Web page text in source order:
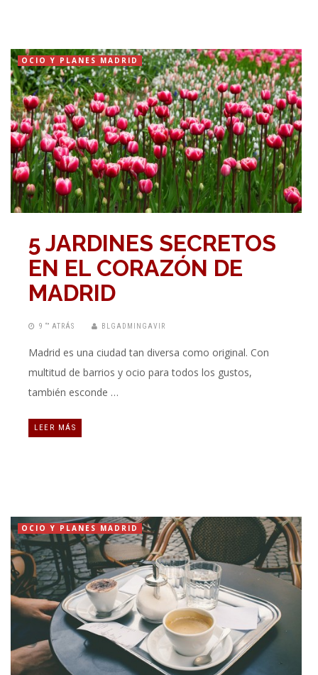
OCIO Y PLANES MADRID
5 JARDINES SECRETOS
EN EL CORAZÓN DE
MADRID
9 “” ATRÁS BLGADMINGAVIR
Madrid es una ciudad tan diversa como original. Con
multitud de barrios y ocio para todos los gustos,
también esconde …
LEER MÁS
OCIO Y PLANES MADRID